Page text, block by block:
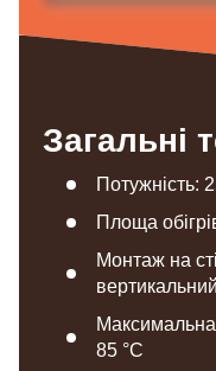
Загальні
Потужність:
Площа
Монтаж на
вертикальний
Максимальна
85 °C